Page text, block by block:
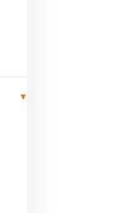
▾